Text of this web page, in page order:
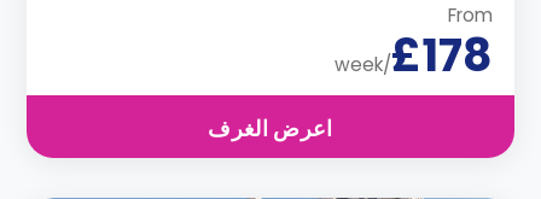
From
£178
/week
اعرض الغرف